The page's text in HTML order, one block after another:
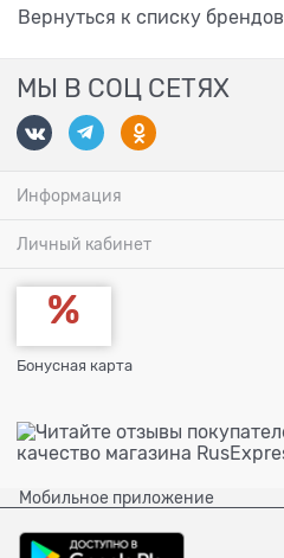
Вернуться к списку брендов
МЫ В СОЦ СЕТЯХ
Информация
Личный кабинет
Бонусная карта
Мобильное приложение